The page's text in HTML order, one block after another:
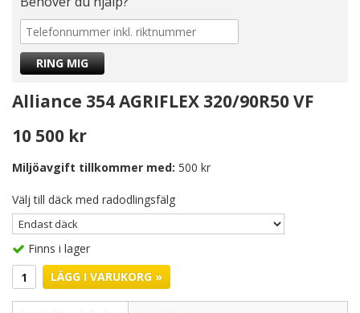
Alliance 354 AGRIFLEX 320/90R50 VF
10 500 kr
Miljöavgift tillkommer med: 500 kr
Välj till däck med radodlingsfälg
Finns i lager
LÄGG I VARUKORG »